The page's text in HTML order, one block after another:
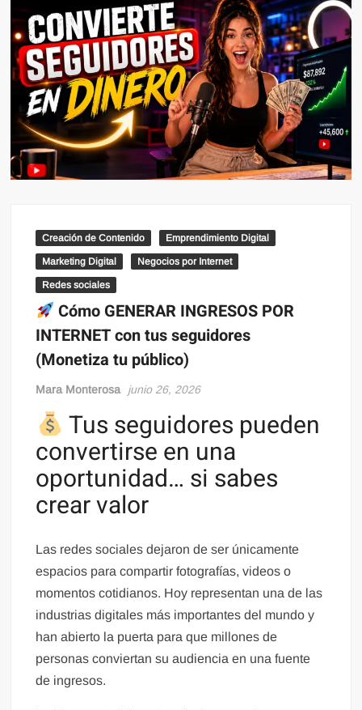
Creación de Contenido Emprendimiento Digital
Marketing Digital Negocios por Internet
Redes sociales
Cómo GENERAR INGRESOS POR
INTERNET con tus seguidores
(Monetiza tu público)
Mara Monterosa junio 26, 2026
Tus seguidores pueden
convertirse en una
oportunidad… si sabes
crear valor
Las redes sociales dejaron de ser únicamente
espacios para compartir fotografías, videos o
momentos cotidianos. Hoy representan una de las
industrias digitales más importantes del mundo y
han abierto la puerta para que millones de
personas conviertan su audiencia en una fuente
de ingresos.